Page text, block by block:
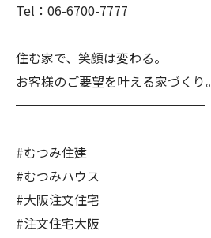
Tel：06-6700-7777
住む家で、笑顔は変わる。
お客様のご要望を叶える家づくり。
━━━━━━━━━━━━━━━
#むつみ住建
#むつみハウス
#大阪注文住宅
#注文住宅大阪